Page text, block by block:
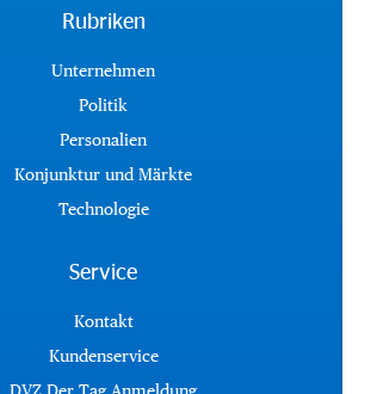
Rubriken
Unternehmen
Politik
Personalien
Konjunktur und Märkte
Technologie
Service
Kontakt
Kundenservice